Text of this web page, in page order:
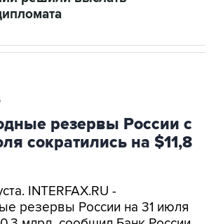
резервы России с
сократились на $11,8
INTERFAX.RU -
резервы России на 31 июля